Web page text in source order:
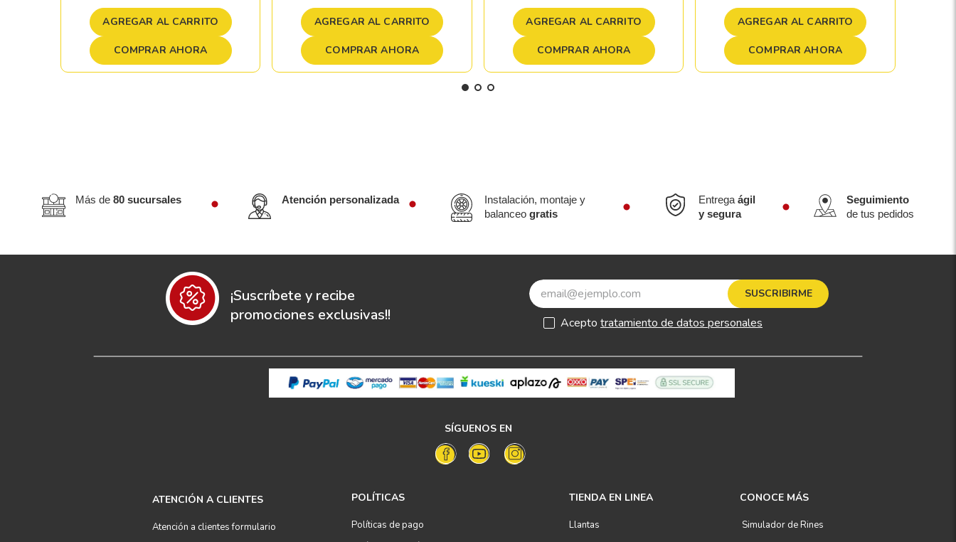
AGREGAR AL CARRITO
COMPRAR AHORA
AGREGAR AL CARRITO
COMPRAR AHORA
AGREGAR AL CARRITO
COMPRAR AHORA
AGREGAR AL CARRITO
COMPRAR AHORA
Más de 80 sucursales Atención personalizada
Instalación, montaje y
balanceogratis
Entregaágil
y segura
Seguimiento
de tus pedidos
¡Suscríbete y recibe
promociones exclusivas!!
SUSCRIBIRME
Acepto tratamiento de datos personales
SÍGUENOS EN
ATENCIÓN A CLIENTES
Atención a clientes formulario
POLÍTICAS
Políticas de pago
TIENDA EN LINEA
Llantas
CONOCE MÁS
Simulador de Rines